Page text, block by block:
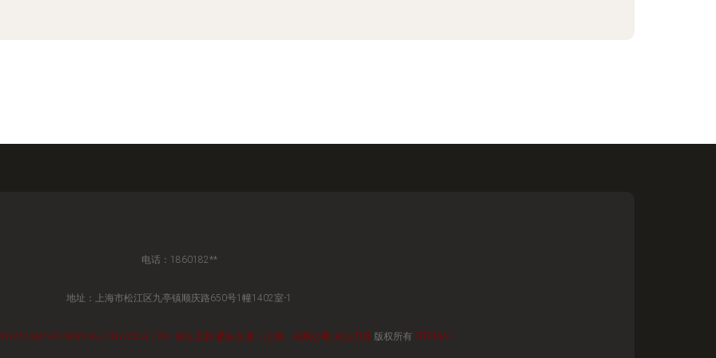
电话：1860182**
地址：上海市松江区九亭镇顺庆路650号1幢1402室-1
厨具卫具 极味实业（上海）有限公司 厨具卫具 版权所有 SITEMAP